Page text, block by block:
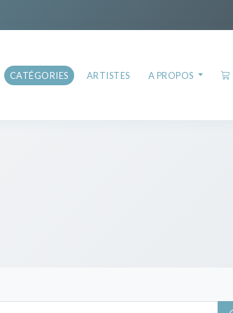
CATÉGORIES ARTISTES A PROPOS